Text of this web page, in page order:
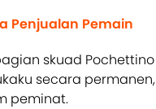
Penjualan Pemain
skuad Pochettino
secara permanen,
peminat.